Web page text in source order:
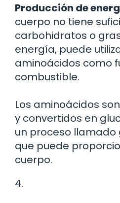
Producción de
cuerpo no tiene
carbohidratos o
energía, puede
aminoácidos como
combustible.
Los aminoácidos
y convertidos en
un proceso llamado
que puede
cuerpo.
4.